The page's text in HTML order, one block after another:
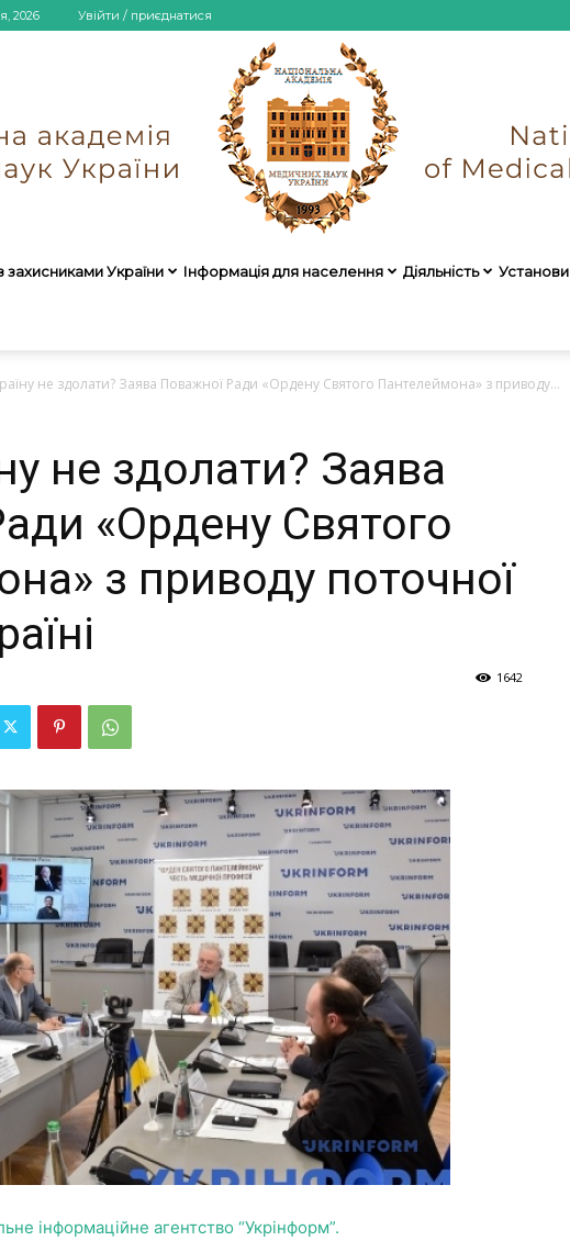
2026 Увійти / приєднатися
України
захисниками України Інформація для населення Діяльність Установи
не здолати? Заява Поважної Ради «Ордену Святого Пантелеймона» з приводу...
не здолати? Заява
«Ордену Святого
з приводу поточної
1642
інформаційне агентство “Укрінформ”.